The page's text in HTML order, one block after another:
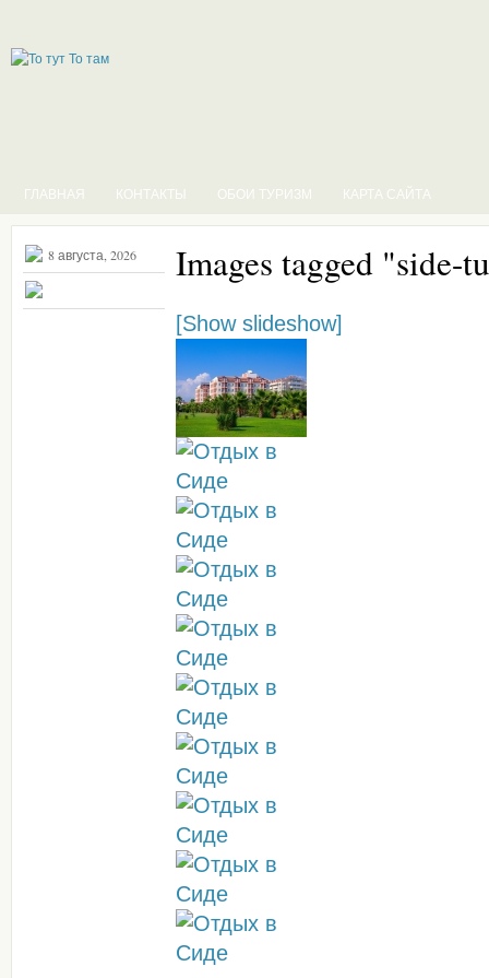
ГЛАВНАЯ КОНТАКТЫ ОБОИ ТУРИЗМ КАРТА САЙТА
8 августа, 2026 Images tagged "side-
[Show slideshow]